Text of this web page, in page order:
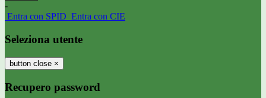
-
Entra con SPID Entra con CIE
Seleziona utente
button close ×
Recupero password